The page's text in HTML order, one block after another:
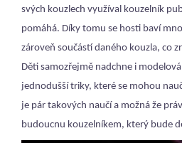
svých kouzlech využíval kouzelník
pomáhá. Díky tomu se hosti baví
zároveň součástí daného kouzla, co
Děti samozřejmě nadchne i
jednodušší triky, které se mohou
je pár takových naučí a možná že
budoucnu kouzelníkem, který bude